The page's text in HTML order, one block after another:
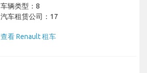
车辆类型：8
汽车租赁公司：17
查看 Renault 租车